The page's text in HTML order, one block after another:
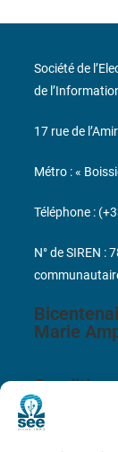
Marie
Société de
de
17 rue de
Métro : «
Téléphone :
N° de SIREN :